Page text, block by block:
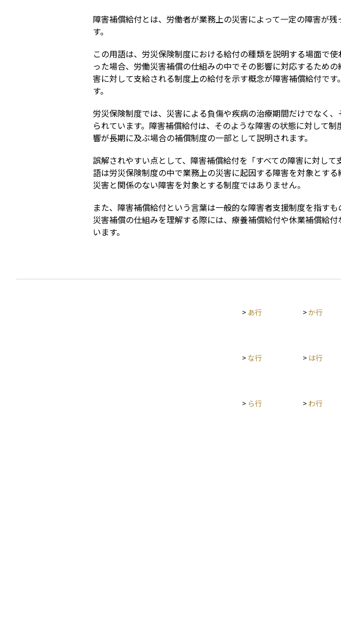
障害補償給付とは、労働者が業務上の災害によって一定の障害が
す。
この用語は、労災保険制度における給付の種類を説明する場面で
った場合、労働災害補償の仕組みの中でその影響に対応するため
害に対して支給される制度上の給付を示す概念が障害補償給付で
す。
労災保険制度では、災害による負傷や疾病の治療期間だけでなく
られています。障害補償給付は、そのような障害の状態に対して
響が長期に及ぶ場合の補償制度の一部として説明されます。
誤解されやすい点として、障害補償給付を「すべての障害に対し
語は労災保険制度の中で業務上の災害に起因する障害を対象とす
災害と関係のない障害を対象とする制度ではありません。
また、障害補償給付という言葉は一般的な障害者支援制度を指す
災害補償の仕組みを理解する際には、療養補償給付や休業補償給
います。
> あ行 >か行
> な行 > は行
> ら行 > わ行